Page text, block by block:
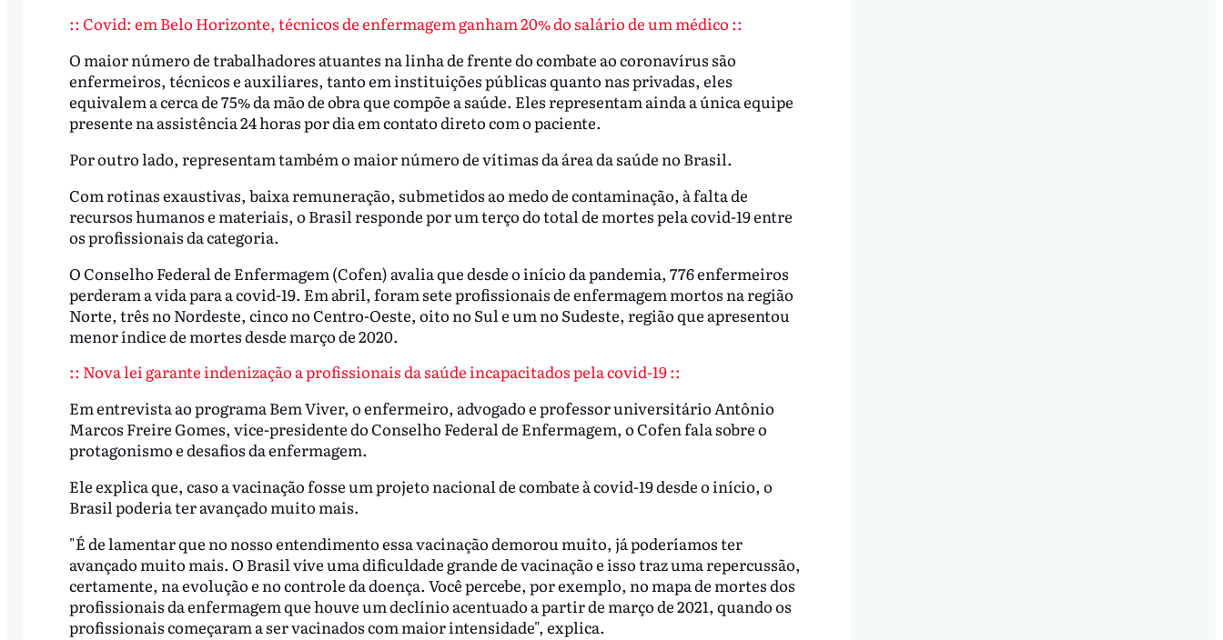
:: Covid: em Belo Horizonte, técnicos de enfermagem ganham 20% do salário de um médico ::
O maior número de trabalhadores atuantes na linha de frente do combate ao coronavírus são
enfermeiros, técnicos e auxiliares, tanto em instituições públicas quanto nas privadas, eles
equivalem a cerca de 75% da mão de obra que compõe a saúde. Eles representam ainda a única equipe
presente na assistência 24 horas por dia em contato direto com o paciente.
Por outro lado, representam também o maior número de vítimas da área da saúde no Brasil.
Com rotinas exaustivas, baixa remuneração, submetidos ao medo de contaminação, à falta de
recursos humanos e materiais, o Brasil responde por um terço do total de mortes pela covid-19 entre
os profissionais da categoria.
O Conselho Federal de Enfermagem (Cofen) avalia que desde o início da pandemia, 776 enfermeiros
perderam a vida para a covid-19. Em abril, foram sete profissionais de enfermagem mortos na região
Norte, três no Nordeste, cinco no Centro-Oeste, oito no Sul e um no Sudeste, região que apresentou
menor índice de mortes desde março de 2020.
:: Nova lei garante indenização a profissionais da saúde incapacitados pela covid-19 ::
Em entrevista ao programa Bem Viver, o enfermeiro, advogado e professor universitário Antônio
Marcos Freire Gomes, vice-presidente do Conselho Federal de Enfermagem, o Cofen fala sobre o
protagonismo e desafios da enfermagem.
Ele explica que, caso a vacinação fosse um projeto nacional de combate à covid-19 desde o início, o
Brasil poderia ter avançado muito mais.
"É de lamentar que no nosso entendimento essa vacinação demorou muito, já poderíamos ter
avançado muito mais. O Brasil vive uma dificuldade grande de vacinação e isso traz uma repercussão,
certamente, na evolução e no controle da doença. Você percebe, por exemplo, no mapa de mortes dos
profissionais da enfermagem que houve um declínio acentuado a partir de março de 2021, quando os
profissionais começaram a ser vacinados com maior intensidade", explica.